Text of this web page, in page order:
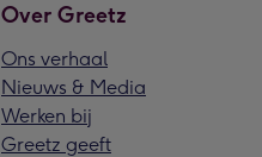
Over Greetz
Ons verhaal
Nieuws & Media
Werken bij
Greetz geeft